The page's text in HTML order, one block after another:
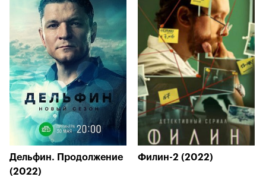
Дельфин. Продолжение
(2022)
Филин-2 (2022)